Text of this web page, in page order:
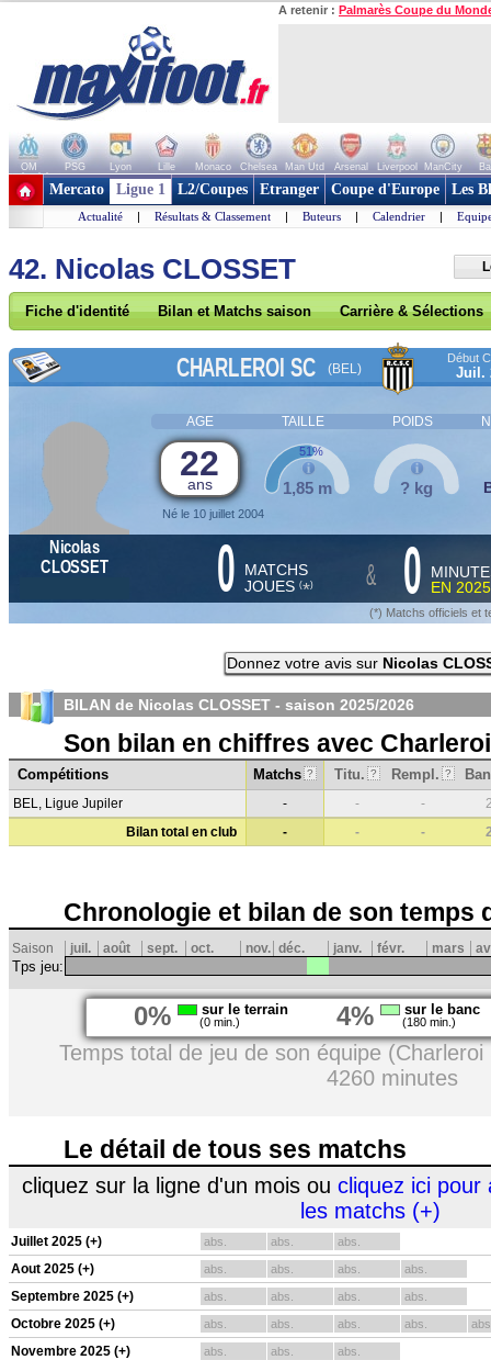
A retenir : Palmarès Coupe du
OM PSG Lyon Lille Monaco Chelsea Man Utd Arsenal Liverpool ManCity
+ de clubs
Mercato Ligue 1 L2/Coupes Etranger Coupe d'Europe Les
Actualité | Résultats & Classement | Buteurs | Calendrier |
42. Nicolas CLOSSET
Fiche d'identité Bilan et Matchs saison Carrière & Sélections
CHARLEROI SC (BEL)
Début
Juil.
AGE TAILLE POIDS
22
ans
Né le 10 juillet 2004
1,85 m
51%
? kg
Nicolas
CLOSSET
0 MATCHS
JOUES (*) & 0
EN
(*) Matchs officiels et
Donnez votre avis sur Nicolas
BILAN de Nicolas CLOSSET - saison 2025/2026
Son bilan en chiffres avec
Compétitions Matchs ? Titu. ? Rempl. ?
BEL, Ligue Jupiler - - -
Bilan total en club
- - -
Chronologie et bilan de son temps
Saison juil. août sept. oct. nov. déc. janv. févr. mars
Tps jeu:
0% sur le terrain
(0 min.) 4% sur le banc
(180 min.)
Temps total de jeu de son équipe
4260 minutes
Le détail de tous ses matchs
cliquez sur la ligne d'un mois ou cliquez ici pour
les matchs (+)
Juillet 2025 (+) abs. abs. abs.
Aout 2025 (+) abs. abs. abs. abs.
Septembre 2025 (+) abs. abs. abs. abs.
Octobre 2025 (+) abs. abs. abs. abs.
Novembre 2025 (+) abs. abs. abs.